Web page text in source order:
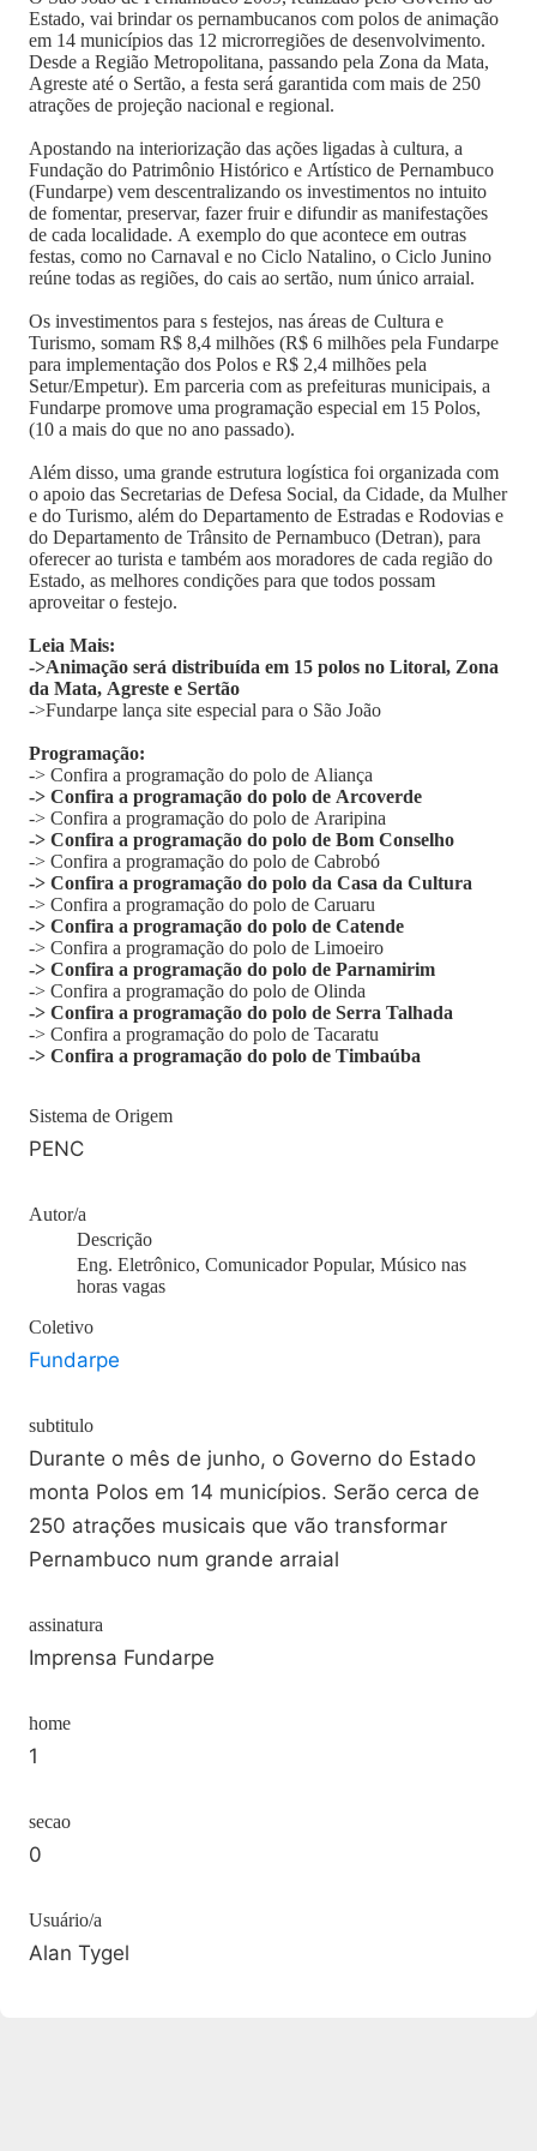
Estado, vai brindar os pernambucanos com polos de animação
em 14 municípios das 12 microrregiões de desenvolvimento.
Desde a Região Metropolitana, passando pela Zona da Mata,
Agreste até o Sertão, a festa será garantida com mais de 250
atrações de projeção nacional e regional.
Apostando na interiorização das ações ligadas à cultura, a
Fundação do Patrimônio Histórico e Artístico de Pernambuco
(Fundarpe) vem descentralizando os investimentos no intuito
de fomentar, preservar, fazer fruir e difundir as manifestações
de cada localidade. A exemplo do que acontece em outras
festas, como no Carnaval e no Ciclo Natalino, o Ciclo Junino
reúne todas as regiões, do cais ao sertão, num único arraial.
Os investimentos para s festejos, nas áreas de Cultura e
Turismo, somam R$ 8,4 milhões (R$ 6 milhões pela Fundarpe
para implementação dos Polos e R$ 2,4 milhões pela
Setur/Empetur). Em parceria com as prefeituras municipais, a
Fundarpe promove uma programação especial em 15 Polos,
(10 a mais do que no ano passado).
Além disso, uma grande estrutura logística foi organizada com
o apoio das Secretarias de Defesa Social, da Cidade, da Mulher
e do Turismo, além do Departamento de Estradas e Rodovias e
do Departamento de Trânsito de Pernambuco (Detran), para
oferecer ao turista e também aos moradores de cada região do
Estado, as melhores condições para que todos possam
aproveitar o festejo.
Leia Mais:
->Animação será distribuída em 15 polos no Litoral, Zona
da Mata, Agreste e Sertão
->Fundarpe lança site especial para o São João
Programação:
-> Confira a programação do polo de Aliança
-> Confira a programação do polo de Arcoverde
-> Confira a programação do polo de Araripina
-> Confira a programação do polo de Bom Conselho
-> Confira a programação do polo de Cabrobó
-> Confira a programação do polo da Casa da Cultura
-> Confira a programação do polo de Caruaru
-> Confira a programação do polo de Catende
-> Confira a programação do polo de Limoeiro
-> Confira a programação do polo de Parnamirim
-> Confira a programação do polo de Olinda
-> Confira a programação do polo de Serra Talhada
-> Confira a programação do polo de Tacaratu
-> Confira a programação do polo de Timbaúba
Sistema de Origem
PENC
Autor/a
Descrição
Eng. Eletrônico, Comunicador Popular, Músico nas
horas vagas
Coletivo
Fundarpe
subtitulo
Durante o mês de junho, o Governo do Estado
monta Polos em 14 municípios. Serão cerca de
250 atrações musicais que vão transformar
Pernambuco num grande arraial
assinatura
Imprensa Fundarpe
home
1
secao
0
Usuário/a
Alan Tygel